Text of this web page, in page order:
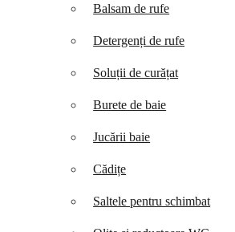
Balsam de rufe
Detergenți de rufe
Soluții de curățat
Burete de baie
Jucării baie
Cădițe
Saltele pentru schimbat